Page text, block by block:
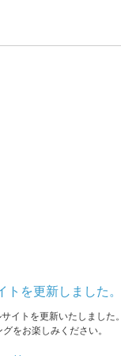
トを更新しました。
イトを更新いたしました。
をお楽しみください。